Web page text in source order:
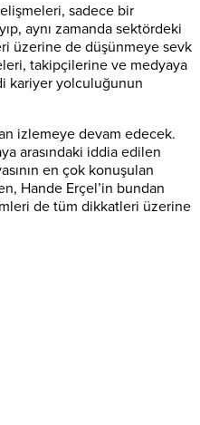
sadece bir
aynı zamanda sektördeki
üzerine de düşünmeye sevk
takipçilerine ve medyaya
kariyer yolculuğunun
izlemeye devam edecek.
arasındaki iddia edilen
en çok konuşulan
Hande Erçel’in bundan
de tüm dikkatleri üzerine